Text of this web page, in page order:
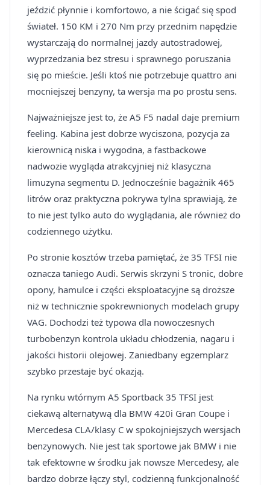
jeździć płynnie i komfortowo, a nie ścigać się spod
świateł. 150 KM i 270 Nm przy przednim napędzie
wystarczają do normalnej jazdy autostradowej,
wyprzedzania bez stresu i sprawnego poruszania
się po mieście. Jeśli ktoś nie potrzebuje quattro ani
mocniejszej benzyny, ta wersja ma po prostu sens.
Najważniejsze jest to, że A5 F5 nadal daje premium
feeling. Kabina jest dobrze wyciszona, pozycja za
kierownicą niska i wygodna, a fastbackowe
nadwozie wygląda atrakcyjniej niż klasyczna
limuzyna segmentu D. Jednocześnie bagażnik 465
litrów oraz praktyczna pokrywa tylna sprawiają, że
to nie jest tylko auto do wyglądania, ale również do
codziennego użytku.
Po stronie kosztów trzeba pamiętać, że 35 TFSI nie
oznacza taniego Audi. Serwis skrzyni S tronic, dobre
opony, hamulce i części eksploatacyjne są droższe
niż w technicznie spokrewnionych modelach grupy
VAG. Dochodzi też typowa dla nowoczesnych
turbobenzyn kontrola układu chłodzenia, nagaru i
jakości historii olejowej. Zaniedbany egzemplarz
szybko przestaje być okazją.
Na rynku wtórnym A5 Sportback 35 TFSI jest
ciekawą alternatywą dla BMW 420i Gran Coupe i
Mercedesa CLA/klasy C w spokojniejszych wersjach
benzynowych. Nie jest tak sportowe jak BMW i nie
tak efektowne w środku jak nowsze Mercedesy, ale
bardzo dobrze łączy styl, codzienną funkcjonalność